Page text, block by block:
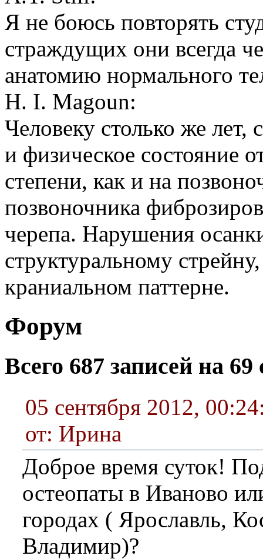
Я не боюсь повторять
страждущих они всегда
анатомию нормального
H. I. Magoun:
Человеку столько же лет,
и физическое состояние
степени, как и на
позвоночника
черепа. Нарушения
структуральному
краниальном паттерне.
Форум
Всего 687 записей на
05 сентября 2012,
от: Ирина
Доброе время суток!
остеопаты в Иваново
городах ( Ярославль,
Владимир)?